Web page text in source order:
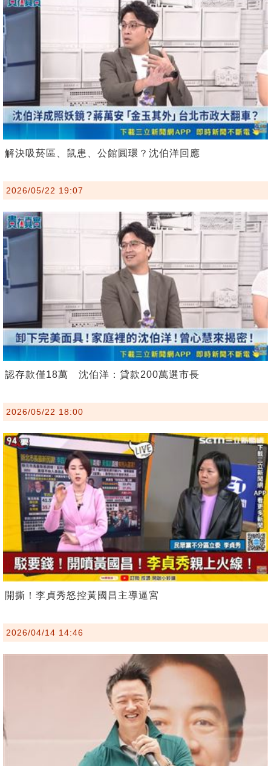
解決吸菸區、鼠患、公館圓環？沈伯洋回應
2026/05/22 19:07
認存款僅18萬 沈伯洋：貸款200萬選市長
2026/05/22 18:00
開撕！李貞秀怒控黃國昌主導逼宮
2026/04/14 14:46